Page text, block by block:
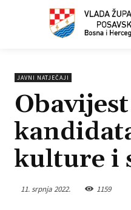
JAVNI NATJEČAJI
kulture i
11. srpnja 2022. 1159